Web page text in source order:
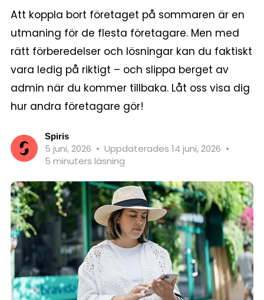
Att koppla bort företaget på sommaren är en
utmaning för de flesta företagare. Men med
rätt förberedelser och lösningar kan du faktiskt
vara ledig på riktigt – och slippa berget av
admin när du kommer tillbaka. Låt oss visa dig
hur andra företagare gör!
Spiris
5 juni, 2026 • Uppdaterades 14 juni, 2026 •
5 minuters läsning